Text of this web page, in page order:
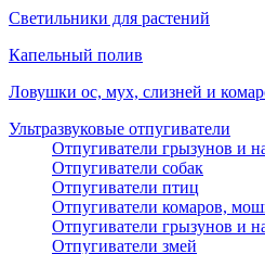
Светильники для растений
Капельный полив
Ловушки ос, мух, слизней и
Ультразвуковые отпугиватели
Отпугиватели грызунов и
Отпугиватели собак
Отпугиватели птиц
Отпугиватели комаров,
Отпугиватели грызунов и
Отпугиватели змей